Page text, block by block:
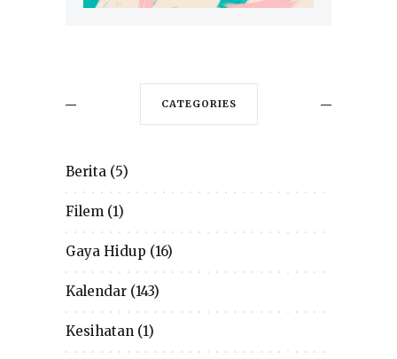
CATEGORIES
Berita (5)
Filem (1)
Gaya Hidup (16)
Kalendar (143)
Kesihatan (1)